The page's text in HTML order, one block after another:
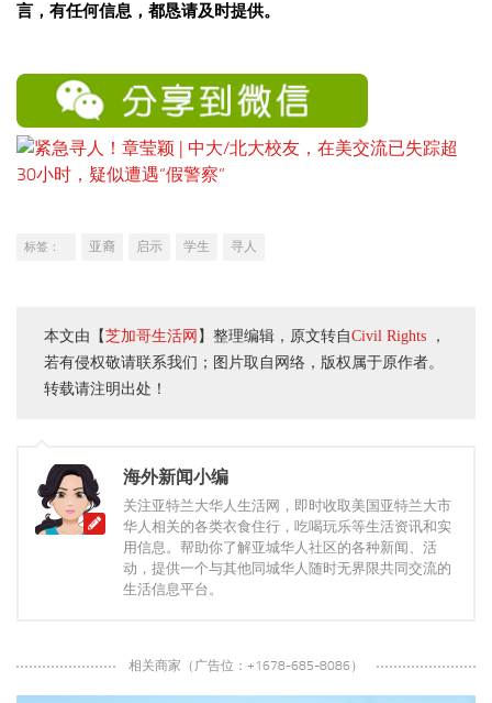
言，有任何信息，都恳请及时提供。
标签： 亚裔 启示 学生 寻人
本文由【芝加哥生活网 】整理编辑，原文转自Civil Rights
，
若有侵权敬请联系我们；图片取自网络，版权属于原作者。
转载请注明出处！
海外新闻小编
关注亚特兰大华人生活网，即时收取美国亚特兰大市
华人相关的各类衣食住行，吃喝玩乐等生活资讯和实
用信息。帮助你了解亚城华人社区的各种新闻、活
动，提供一个与其他同城华人随时无界限共同交流的
生活信息平台。
相关商家（广告位：+1678-685-8086）